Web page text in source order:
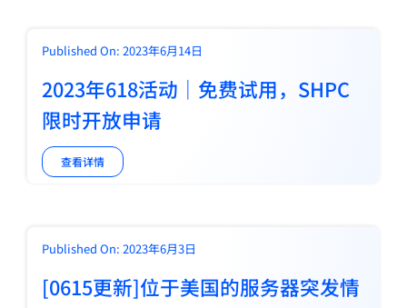
Published On: 2023年6月14日
2023年618活动｜免费试用，SHPC
限时开放申请
查看详情
Published On: 2023年6月3日
[0615更新]位于美国的服务器突发情